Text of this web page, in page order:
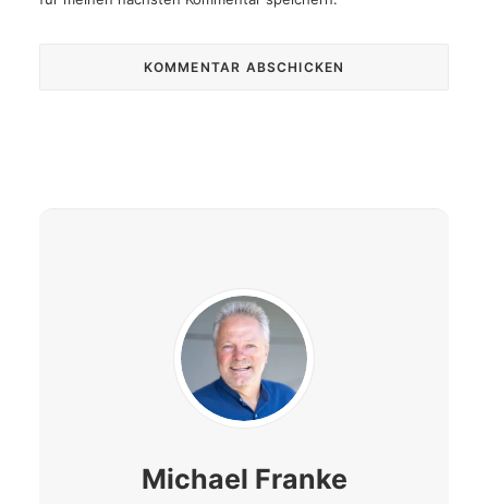
Michael Franke